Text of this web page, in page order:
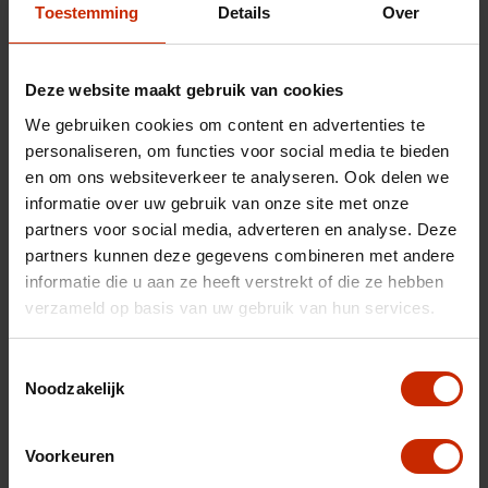
Toestemming Details Over
Deze website maakt gebruik van cookies
We gebruiken cookies om content en advertenties te
personaliseren, om functies voor social media te bieden
en om ons websiteverkeer te analyseren. Ook delen we
informatie over uw gebruik van onze site met onze
partners voor social media, adverteren en analyse. Deze
partners kunnen deze gegevens combineren met andere
informatie die u aan ze heeft verstrekt of die ze hebben
verzameld op basis van uw gebruik van hun services.
Noodzakelijk
Voorkeuren
Carrosserie
SUV
Model
Type
EV Exclusive 61 kWh
Transmissie
Automaat
Brandstof
Elektrisch
Afgifte datum deel 1
26-05-2026
Gewicht
1685 kg
Max trekgewicht
1250 kg
€ 214 - 234 per kwartaal
Energielabel